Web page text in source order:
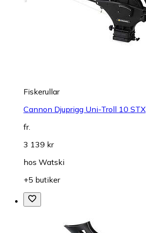
Fiskerullar
Cannon Djuprigg Uni-Troll 10 STX
fr.
3 139 kr
hos Watski
+5 butiker